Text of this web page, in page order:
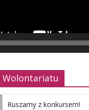
Wolontariatu
Ruszamy z konkursem!